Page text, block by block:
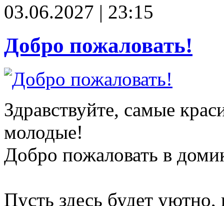
03.06.2027 | 23:15
Добро пожаловать!
Здравствуйте, самые
молодые!
Добро пожаловать в
Пусть здесь будет